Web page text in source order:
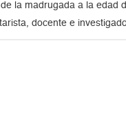
la madrugada a la edad
docente e